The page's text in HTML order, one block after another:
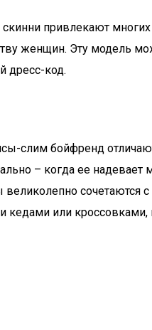
привлекают
женщин. Эту модель
дресс-код.
слим бойфренд
– когда ее
или